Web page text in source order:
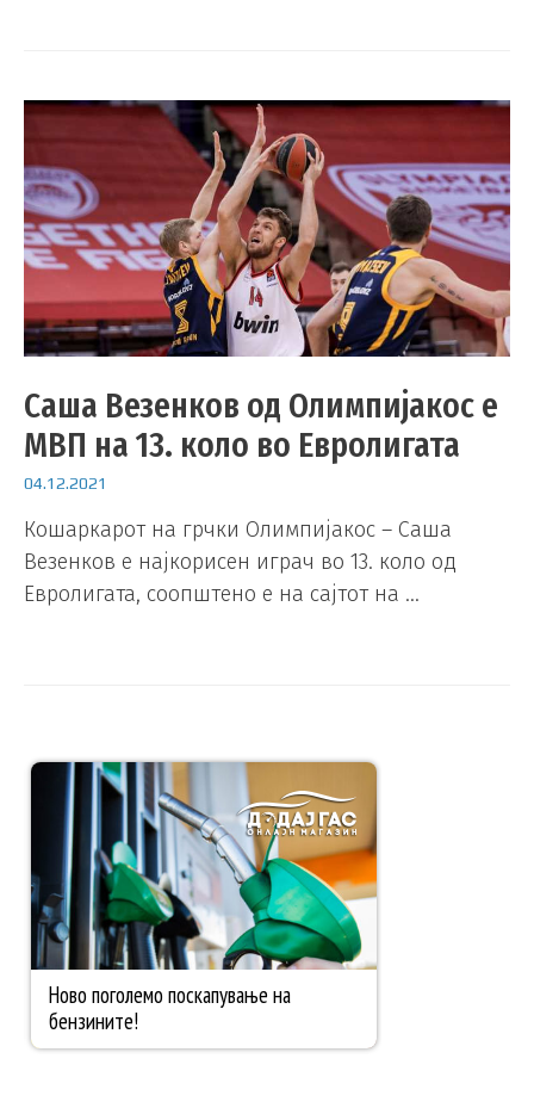
Саша Везенков од Олимпијакос е
МВП на 13. коло во Евролигата
04.12.2021
Кошаркарот на грчки Олимпијакос – Саша
Везенков е најкорисен играч во 13. коло од
Евролигата, соопштено е на сајтот на …